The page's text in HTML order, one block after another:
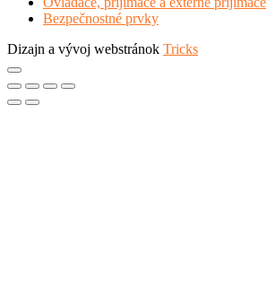
Bezpečnostné prvky
Dizajn a vývoj webstránok Tricks